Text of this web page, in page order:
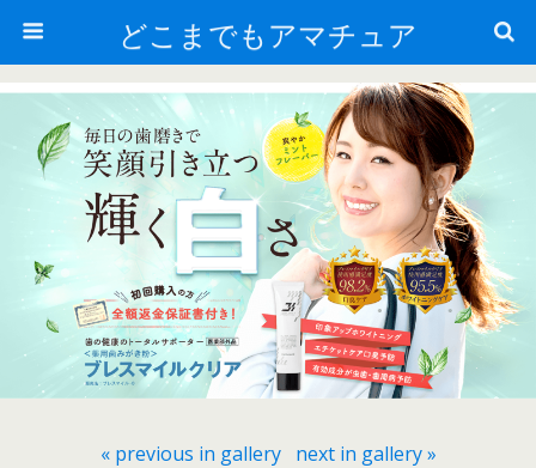
どこまでもアマチュア
« previous in gallery next in gallery »